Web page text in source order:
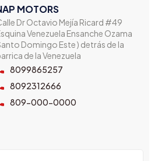
MOTORS
Dr Octavio Mejía Ricard #49
Venezuela Ensanche Ozama
Domingo Este ) detrás de la
de la Venezuela
8099865257
8092312666
809-000-0000